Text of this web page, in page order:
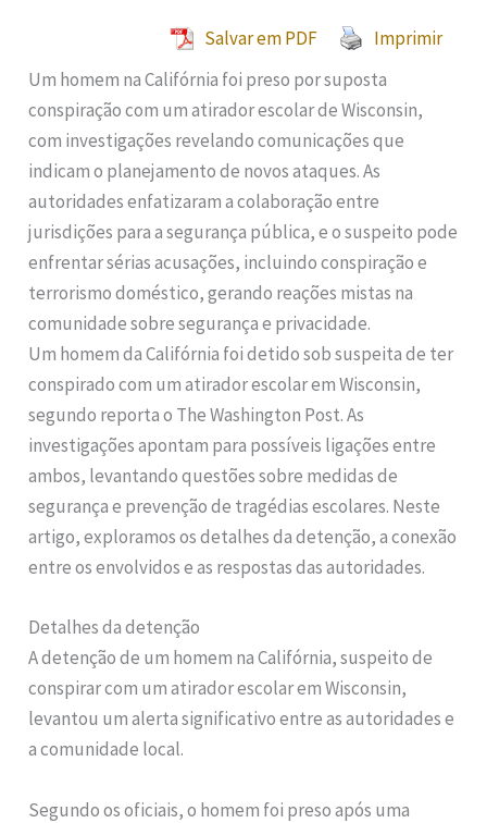
Salvar em PDF
Imprimir
Um homem na Califórnia foi preso por suposta
conspiração com um atirador escolar de Wisconsin,
com investigações revelando comunicações que
indicam o planejamento de novos ataques. As
autoridades enfatizaram a colaboração entre
jurisdições para a segurança pública, e o suspeito pode
enfrentar sérias acusações, incluindo conspiração e
terrorismo doméstico, gerando reações mistas na
comunidade sobre segurança e privacidade.
Um homem da Califórnia foi detido sob suspeita de ter
conspirado com um atirador escolar em Wisconsin,
segundo reporta o The Washington Post. As
investigações apontam para possíveis ligações entre
ambos, levantando questões sobre medidas de
segurança e prevenção de tragédias escolares. Neste
artigo, exploramos os detalhes da detenção, a conexão
entre os envolvidos e as respostas das autoridades.
Detalhes da detenção
A detenção de um homem na Califórnia, suspeito de
conspirar com um atirador escolar em Wisconsin,
levantou um alerta significativo entre as autoridades e
a comunidade local.
Segundo os oficiais, o homem foi preso após uma